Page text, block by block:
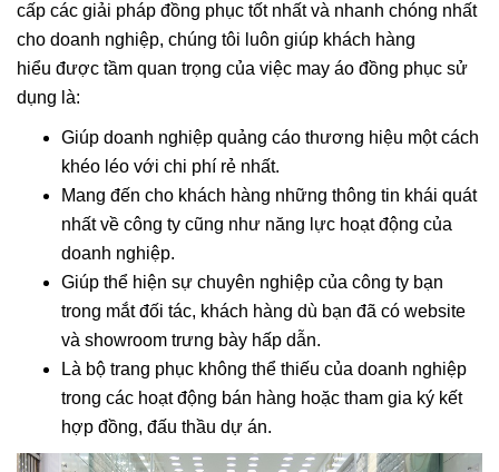
cấp các giải pháp đồng phục tốt nhất và nhanh chóng nhất
cho doanh nghiệp, chúng tôi luôn giúp khách hàng
hiểu được tầm quan trọng của việc may áo đồng phục sử
dụng là:
Giúp doanh nghiệp quảng cáo thương hiệu một cách
khéo léo với chi phí rẻ nhất.
Mang đến cho khách hàng những thông tin khái quát
nhất về công ty cũng như năng lực hoạt động của
doanh nghiệp.
Giúp thể hiện sự chuyên nghiệp của công ty bạn
trong mắt đối tác, khách hàng dù bạn đã có website
và showroom trưng bày hấp dẫn.
Là bộ trang phục không thể thiếu của doanh nghiệp
trong các hoạt động bán hàng hoặc tham gia ký kết
hợp đồng, đấu thầu dự án.